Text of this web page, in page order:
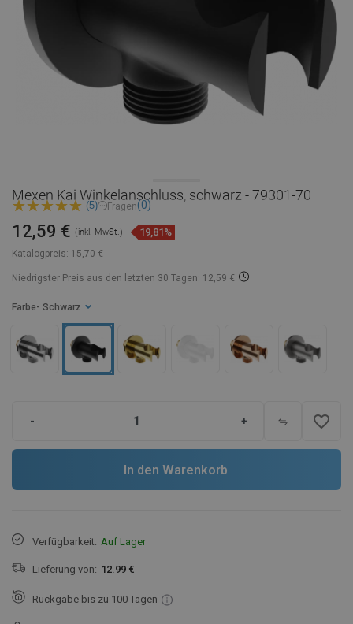
Mexen Kai Winkelanschluss, schwarz - 79301-70
(5) Fragen(0)
Katalogpreis: 15,70 €
12,59 € (inkl. MwSt.) 19,81%
Niedrigster Preis aus den letzten 30 Tagen: 12,59 €
Farbe - Schwarz
- + favorite_border
In den Warenkorb
Verfügbarkeit: Auf Lager
Lieferung von: 12.99 €
Rückgabe bis zu 100 Tagen